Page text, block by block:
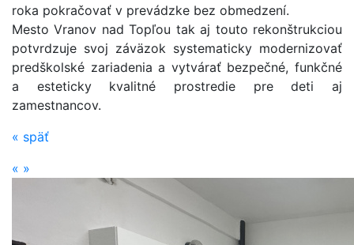
roka pokračovať v prevádzke bez obmedzení.
Mesto Vranov nad Topľou tak aj touto rekonštrukciou
potvrdzuje svoj záväzok systematicky modernizovať
predškolské zariadenia a vytvárať bezpečné, funkčné
a esteticky kvalitné prostredie pre deti aj
zamestnancov.
« späť
« »